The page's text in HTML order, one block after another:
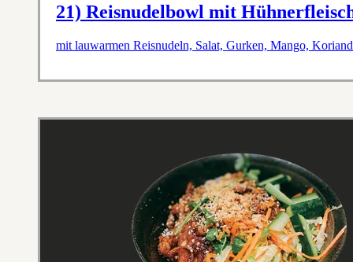
21) Reisnudelbowl mit
mit lauwarmen Reisnudeln, Salat, Gurken, Mango,